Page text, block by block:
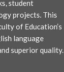
student
projects. This
of Education’s
language
superior quality.